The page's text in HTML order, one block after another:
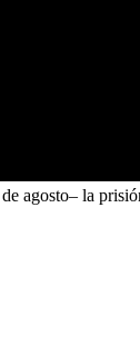
agosto– la